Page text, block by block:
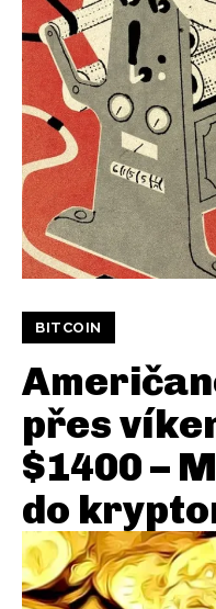
BITCOIN
přes
$1400 –
do